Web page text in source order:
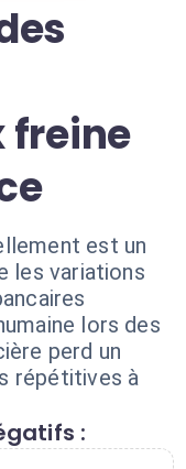
freine
est un
les variations
lors des
perd un
répétitives à
: